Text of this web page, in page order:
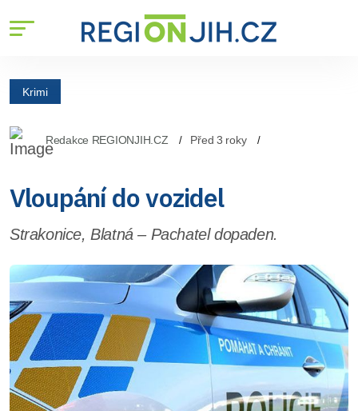
Krimi
Redakce REGIONJIH.CZ Před 3 roky
Vloupání do vozidel
Strakonice, Blatná – Pachatel dopaden.